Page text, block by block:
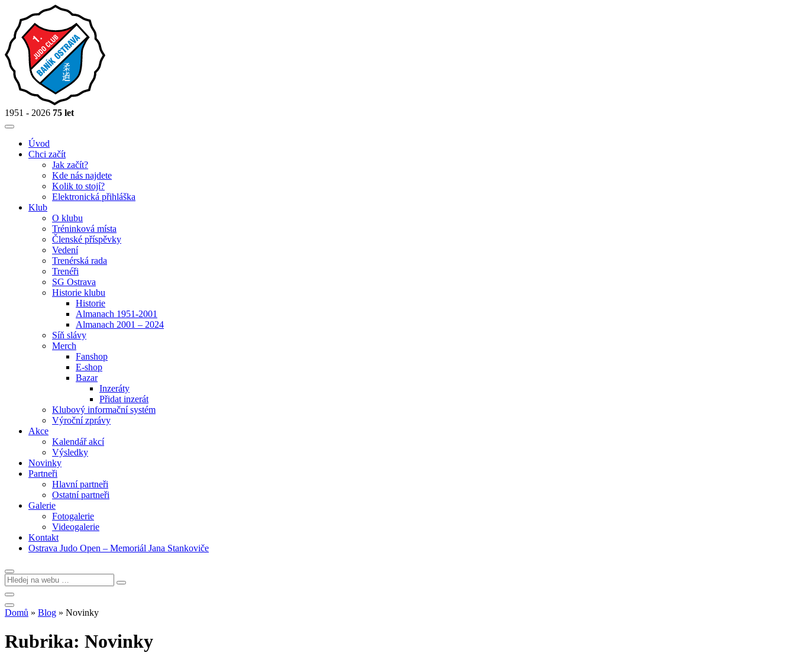
1951 - 2026 75 let
Úvod
Chci začít
Jak začít?
Kde nás najdete
Kolik to stojí?
Elektronická přihláška
Klub
O klubu
Tréninková místa
Členské příspěvky
Vedení
Trenérská rada
Trenéři
SG Ostrava
Historie klubu
Historie
Almanach 1951-2001
Almanach 2001 – 2024
Síň slávy
Merch
Fanshop
E-shop
Bazar
Inzeráty
Přidat inzerát
Klubový informační systém
Výroční zprávy
Akce
Kalendář akcí
Výsledky
Novinky
Partneři
Hlavní partneři
Ostatní partneři
Galerie
Fotogalerie
Videogalerie
Kontakt
Ostrava Judo Open – Memoriál Jana Stankoviče
Domů » Blog » Novinky
Rubrika: Novinky